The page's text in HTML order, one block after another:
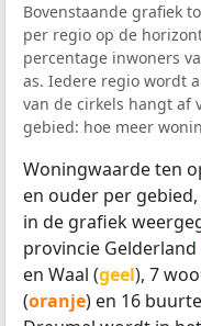
Bovenstaande grafiek
per regio op de
percentage inwoners
as. Iedere regio wordt
van de cirkels hangt af
gebied: hoe meer
Woningwaarde ten
en ouder per
in de grafiek
provincie Gelderland
en Waal (geel), 7
(oranje) en 16